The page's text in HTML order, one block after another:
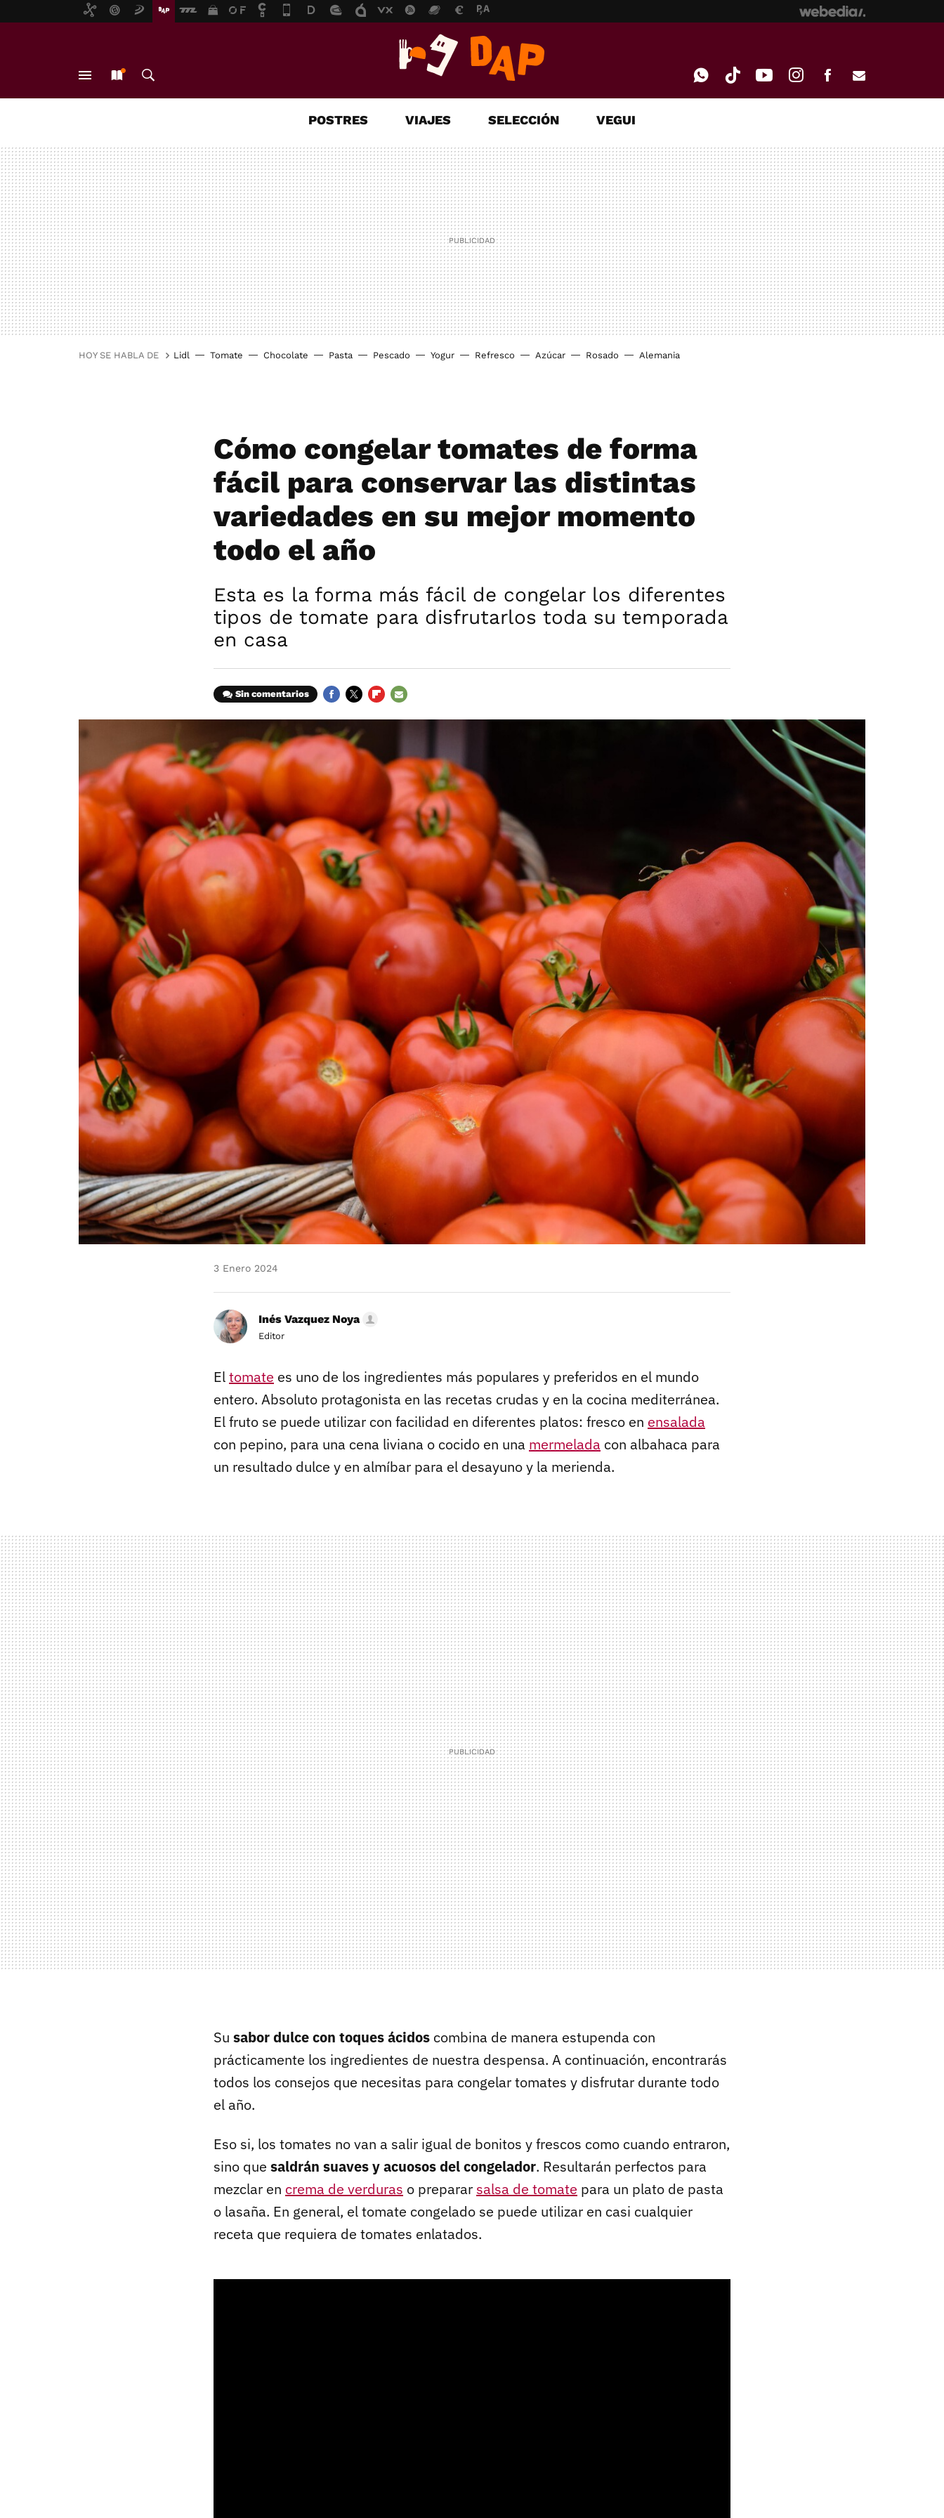
MAIL
POSTRES VIAJES SELECCIÓN VEGUI
HOY SE HABLA DE Lidl Tomate Chocolate Pasta Pescado Yogur Refresco Azúcar Rosado Alemania
Cómo congelar tomates de forma
fácil para conservar las distintas
variedades en su mejor momento
todo el año
Esta es la forma más fácil de congelar los diferentes
tipos de tomate para disfrutarlos toda su temporada
en casa
Sin comentarios
3 Enero 2024
Inés Vazquez Noya
Editor
Eltomate es uno de los ingredientes más populares y preferidos en el mundo
entero. Absoluto protagonista en las recetas crudas y en la cocina mediterránea.
El fruto se puede utilizar con facilidad en diferentes platos: fresco en ensalada
con pepino, para una cena liviana o cocido en una mermelada con albahaca para
un resultado dulce y en almíbar para el desayuno y la merienda.
Su sabor dulce con toques ácidos combina de manera estupenda con
prácticamente los ingredientes de nuestra despensa. A continuación, encontrarás
todos los consejos que necesitas para congelar tomates y disfrutar durante todo
el año.
Eso si, los tomates no van a salir igual de bonitos y frescos como cuando entraron,
sino que saldrán suaves y acuosos del congelador. Resultarán perfectos para
mezclar en crema de verduras o preparar salsa de tomate para un plato de pasta
o lasaña. En general, el tomate congelado se puede utilizar en casi cualquier
receta que requiera de tomates enlatados.